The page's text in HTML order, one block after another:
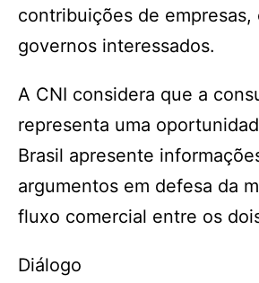
contribuições de empresas,
governos interessados.
A CNI considera que a
representa uma
Brasil apresente
argumentos em defesa da
fluxo comercial entre os
Diálogo